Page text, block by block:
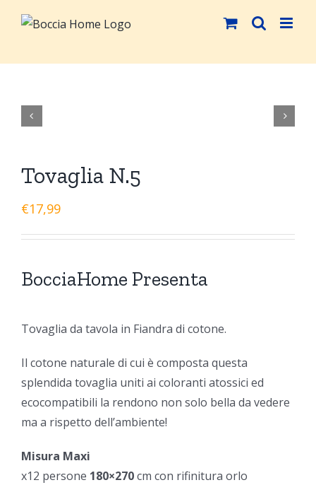
 
Tovaglia N.5
€17,99
BocciaHome Presenta
Tovaglia da tavola in Fiandra di cotone.
Il cotone naturale di cui è composta questa
splendida tovaglia uniti ai coloranti atossici ed
ecocompatibili la rendono non solo bella da vedere
ma a rispetto dell’ambiente!
Misura Maxi
x12 persone 180×270cm con rifinitura orlo